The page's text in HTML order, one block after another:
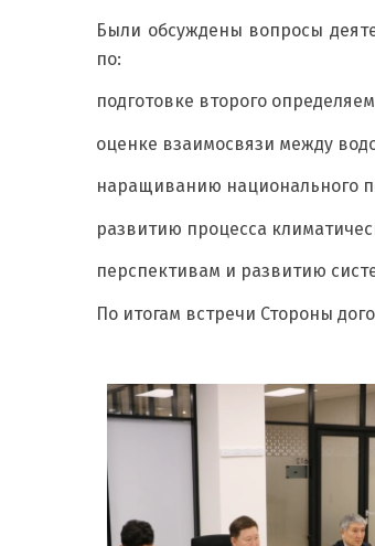
Были обсуждены вопросы
по:
подготовке второго
оценке взаимосвязи между
наращиванию национального
развитию процесса
перспективам и развитию
По итогам встречи Стороны